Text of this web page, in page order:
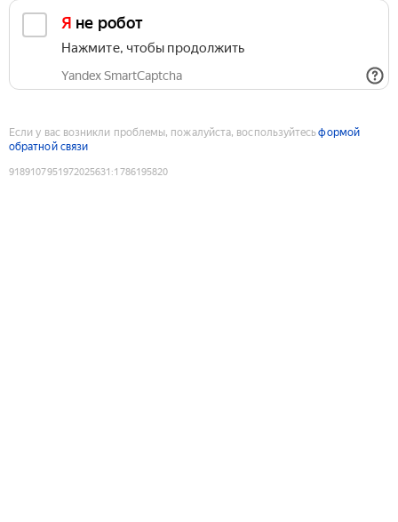
Я не робот
Нажмите, чтобы продолжить
Yandex SmartCaptcha
Если у вас возникли проблемы, пожалуйста, воспользуйтесьформой
обратной связи
9189107951972025631 :1786195820